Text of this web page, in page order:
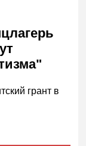
грант в